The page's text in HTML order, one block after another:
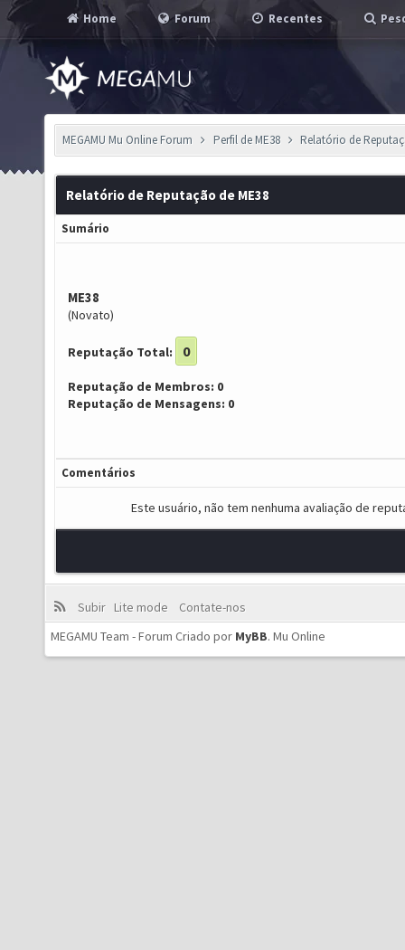
Home Forum Recentes
MEGAMU Mu Online Forum Perfil de ME38 Relatório de
Relatório de Reputação de ME38
Sumário
ME38
(Novato)
Reputação Total: 0
Reputação de Membros: 0
Reputação de Mensagens: 0
Comentários
Este usuário, não tem nenhuma avaliação de
Subir Lite mode
Contate-nos
MEGAMU Team - Forum Criado por MyBB. Mu Online